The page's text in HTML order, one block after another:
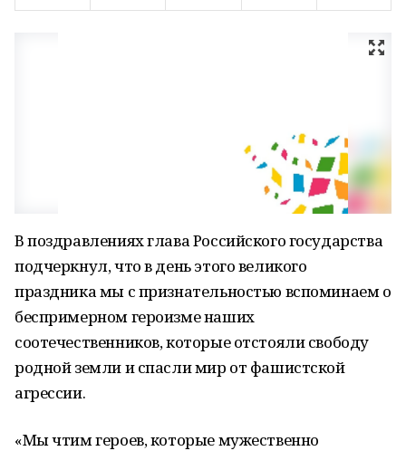
В поздравлениях глава Российского государства
подчеркнул, что в день этого великого
праздника мы с признательностью вспоминаем о
беспримерном героизме наших
соотечественников, которые отстояли свободу
родной земли и спасли мир от фашистской
агрессии.
«Мы чтим героев, которые мужественно